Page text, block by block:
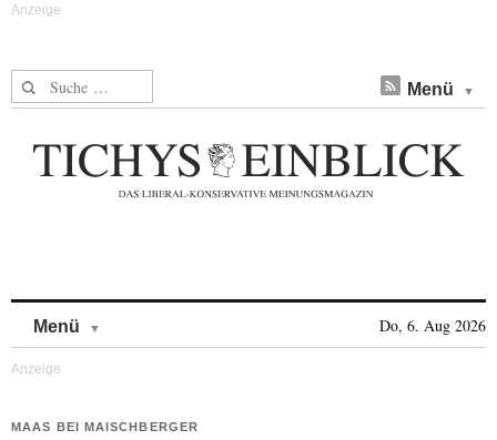
Suche nach: Menü
Menü Do, 6. Aug 2026
MAAS BEI MAISCHBERGER